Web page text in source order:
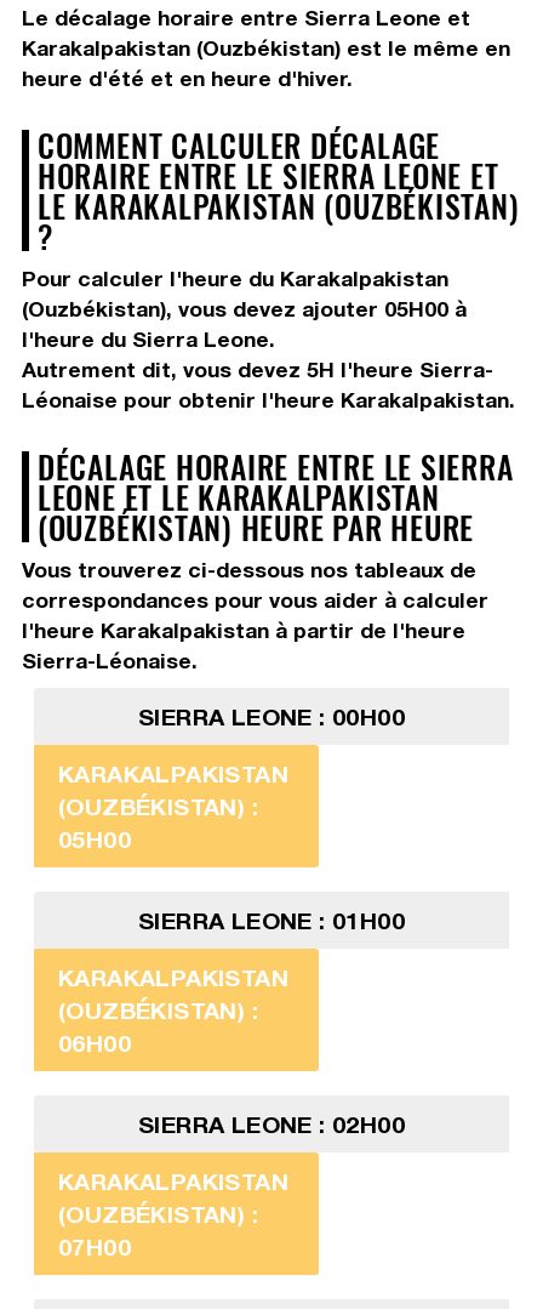
Le décalage horaire entre Sierra Leone et
Karakalpakistan (Ouzbékistan) est le même en
heure d'été et en heure d'hiver.
COMMENT CALCULER DÉCALAGE
HORAIRE ENTRE LE SIERRA LEONE ET
LE KARAKALPAKISTAN (OUZBÉKISTAN)
?
Pour calculer l'heure du Karakalpakistan
(Ouzbékistan), vous devez ajouter 05H00à
l'heure du Sierra Leone.
Autrement dit, vous devez 5H l'heure Sierra-
Léonaise pour obtenir l'heure Karakalpakistan.
DÉCALAGE HORAIRE ENTRE LE SIERRA
LEONE ET LE KARAKALPAKISTAN
(OUZBÉKISTAN) HEURE PAR HEURE
Vous trouverez ci-dessous nos tableaux de
correspondances pour vous aider à calculer
l'heure Karakalpakistan à partir de l'heure
Sierra-Léonaise.
SIERRA LEONE : 00H00
KARAKALPAKISTAN
(OUZBÉKISTAN) :
05H00
SIERRA LEONE : 01H00
KARAKALPAKISTAN
(OUZBÉKISTAN) :
06H00
SIERRA LEONE : 02H00
KARAKALPAKISTAN
(OUZBÉKISTAN) :
07H00